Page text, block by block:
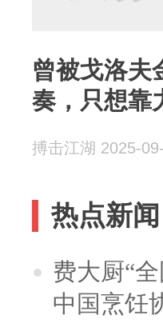
曾被戈洛夫
奏，只想靠
搏击江湖 2025-
热点新闻
费大厨“
中国烹饪